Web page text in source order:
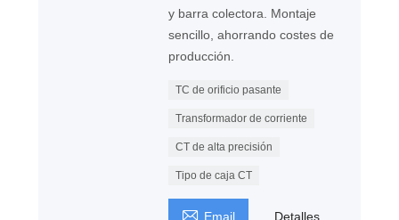
y barra colectora. Montaje
sencillo, ahorrando costes de
producción.
TC de orificio pasante
Transformador de corriente
CT de alta precisión
Tipo de caja CT
 Email Detalles